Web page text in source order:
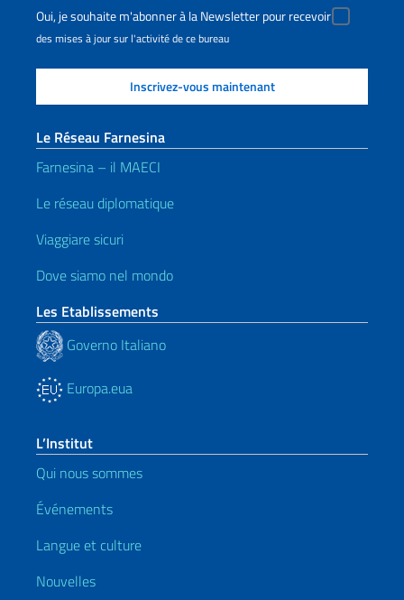
Oui, je souhaite m'abonner à la Newsletter pour recevoir
des mises à jour sur l'activité de ce bureau
Le Réseau Farnesina
Farnesina – il MAECI
Le réseau diplomatique
Viaggiare sicuri
Dove siamo nel mondo
Les Etablissements
Governo Italiano
Europa.eua
L’Institut
Qui nous sommes
Événements
Langue et culture
Nouvelles